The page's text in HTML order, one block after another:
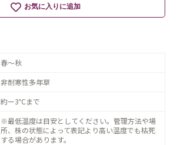
お気に入りに追加
春〜秋
非耐寒性多年草
約ー3℃まで
※最低温度は目安としてください。管理方法や場
所、株の状態によって表記より高い温度でも枯死
する場合があります。